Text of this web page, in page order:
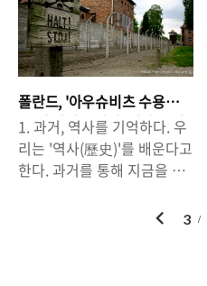
적'인 느낌이 든다고 할 지도
모르겠다. 조용히, 쉴 곳이 필
요할 때. 호수를 찾는 건 어떨
까? △ 조용히 쉬고 싶은 마음
이 일 때, 호수를 찾는 것은 어
떨까? 드넓은 호수를 바라보
며, 시시각각 ..
살고 있다. 수마트라섬에서
가장 큰 도시, '메단
(Medan)'에서 승합차를 타고
세 시간 남짓이면 닿을 수 있
는 '부킷라왕'이라는 작은 도
시에는 세계 각지에서 온 배
낭여행자들이 모인다. 그들은
'오랑우탄'을 만나기 위해 부
킷라왕을 찾는 것이다. 부킷
은 정글로 향한다. 부킷라왕
폴란드, '아우슈비츠 수용
소'에 가다. - 과거, 역사를 기
억하라.
1. 과거, 역사를 기억하다. 우
리는 '역사(歷史)'를 배운다고
한다. 과거를 통해 지금을 바
말하기도 한다. 전 세계 수 많이
3